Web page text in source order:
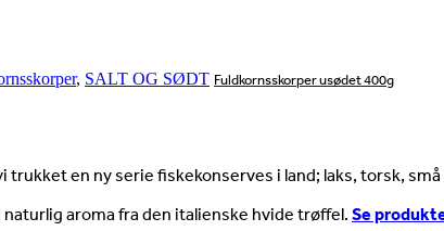
, SALT OG SØDT Fuldkornsskorper usødet 400g
trukket en ny serie fiskekonserves i land; laks, torsk,
aroma fra den italienske hvide trøffel. Se